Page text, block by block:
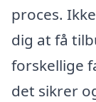
proces.
dig at få
forskellige
det sikrer